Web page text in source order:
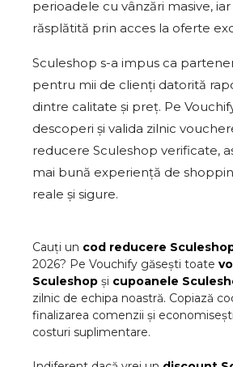
perioadele cu vânzări masive,
răsplătită prin acces la oferte
Sculeshop s-a impus ca
pentru mii de clienți datorită
dintre calitate și preț. Pe
descoperi și valida zilnic
reducere Sculeshop verificate,
mai bună experiență de
reale și sigure.
Cauți un cod reducere
2026? Pe Vouchify găsești toate
Sculeshop și cupoanele
zilnic de echipa noastră. Copiază
finalizarea comenzii și
costuri suplimentare.